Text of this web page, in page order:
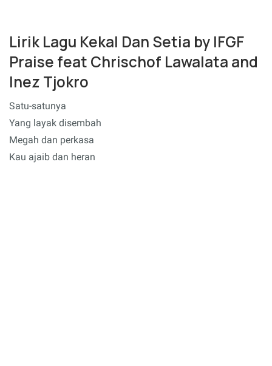
Lirik Lagu Kekal Dan Setia by IFGF
Praise feat Chrischof Lawalata and
Inez Tjokro
Satu-satunya
Yang layak disembah
Megah dan perkasa
Kau ajaib dan heran